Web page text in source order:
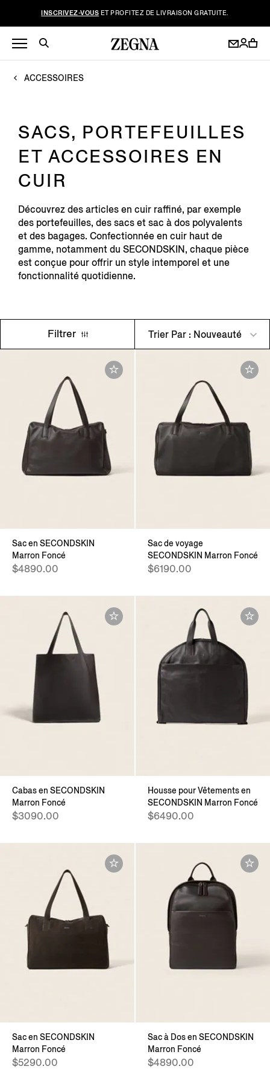
INSCRIVEZ-VOUS ET PROFITEZ DE LIVRAISON GRATUITE.
ACCESSOIRES
SACS, PORTEFEUILLES
ET ACCESSOIRES EN
CUIR
Découvrez des articles en cuir raffiné, par exemple
des portefeuilles, des sacs et sac à dos polyvalents
et des bagages. Confectionnée en cuir haut de
gamme, notamment du SECONDSKIN, chaque pièce
est conçue pour offrir un style intemporel et une
fonctionnalité quotidienne.
Filtrer Trier Par : Nouveauté
Sac en SECONDSKIN
Marron Foncé
$4890.00
Sac de voyage
SECONDSKIN Marron Foncé
$6190.00
Cabas en SECONDSKIN
Marron Foncé
$3090.00
Housse pour Vêtements en
SECONDSKIN Marron Foncé
$6490.00
Sac en SECONDSKIN
Marron Foncé
$5290.00
Sac à Dos en SECONDSKIN
Marron Foncé
$4890.00